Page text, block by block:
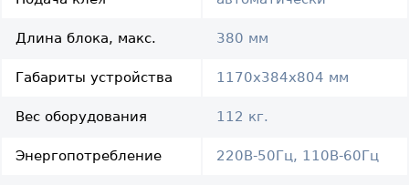
Длина блока, макс. 380 мм
Габариты устройства 1170х384х804 мм
Вес оборудования 112 кг.
Энергопотребление 220В-50Гц, 110В-60Гц